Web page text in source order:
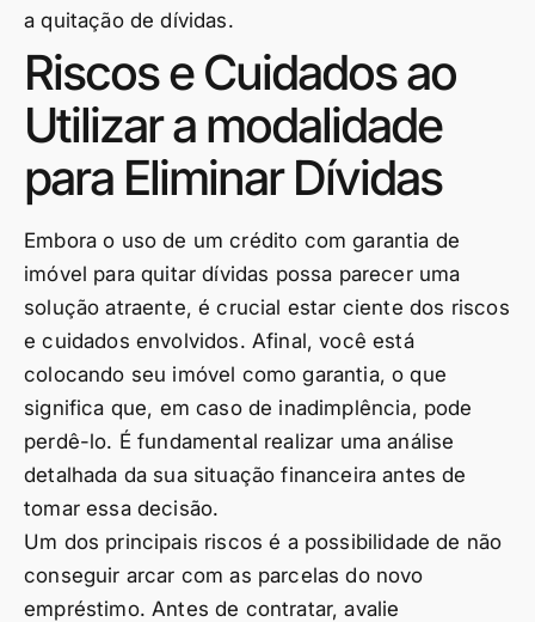
a quitação de dívidas.
Riscos e Cuidados ao
Utilizar a modalidade
para Eliminar Dívidas
Embora o uso de um crédito com garantia de
imóvel para quitar dívidas possa parecer uma
solução atraente, é crucial estar ciente dos riscos
e cuidados envolvidos. Afinal, você está
colocando seu imóvel como garantia, o que
significa que, em caso de inadimplência, pode
perdê-lo. É fundamental realizar uma análise
detalhada da sua situação financeira antes de
tomar essa decisão.
Um dos principais riscos é a possibilidade de não
conseguir arcar com as parcelas do novo
empréstimo. Antes de contratar, avalie